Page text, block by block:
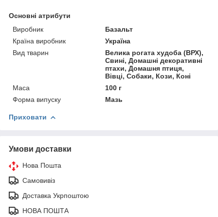
Основні атрибути
Виробник
Базальт
Країна виробник
Україна
Вид тварин
Велика рогата худоба (ВРХ),
Свині, Домашні декоративні
птахи, Домашня птиця,
Вівці, Собаки, Кози, Коні
Маса
100 г
Форма випуску
Мазь
Приховати
Умови доставки
Нова Пошта
Самовивіз
Доставка Укрпоштою
НОВА ПОШТА